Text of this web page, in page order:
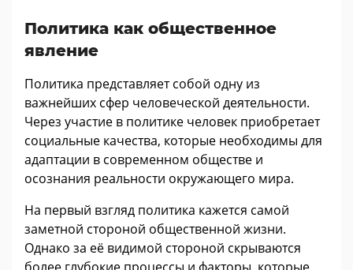
Политика как общественное
явление
Политика представляет собой одну из
важнейших сфер человеческой деятельности.
Через участие в политике человек приобретает
социальные качества, которые необходимы для
адаптации в современном обществе и
осознания реальности окружающего мира.
На первый взгляд политика кажется самой
заметной стороной общественной жизни.
Однако за её видимой стороной скрываются